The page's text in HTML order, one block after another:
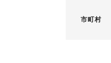
市町村